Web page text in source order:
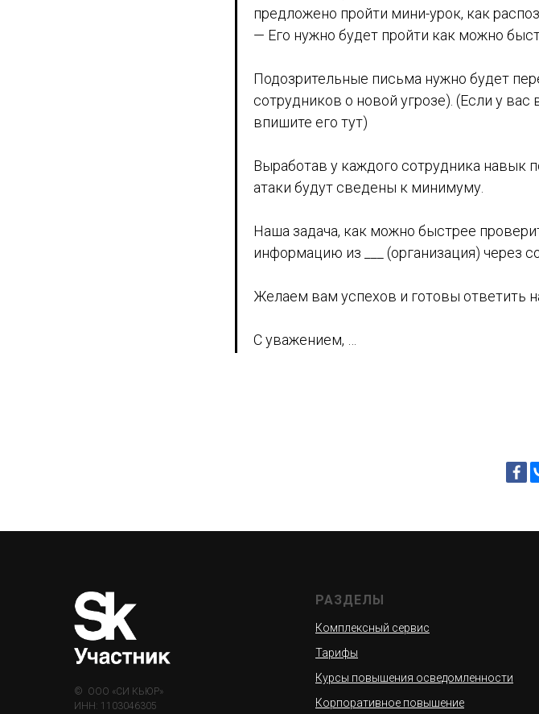
предложено пройти мини-урок, как
— Его нужно будет пройти как можно
Подозрительные письма нужно будет
сотрудников о новой угрозе). (Если у
впишите его тут)
Выработав у каждого сотрудника навык
атаки будут сведены к минимуму.
Наша задача, как можно быстрее
информацию из ___ (организация) через
Желаем вам успехов и готовы ответить
С уважением, …
© ООО «СИ КЬЮР»
ИНН: 1103046305
РАЗДЕЛЫ
Комплексный сервис
Тарифы
Курсы повышения осведомленности
Корпоративное повышение